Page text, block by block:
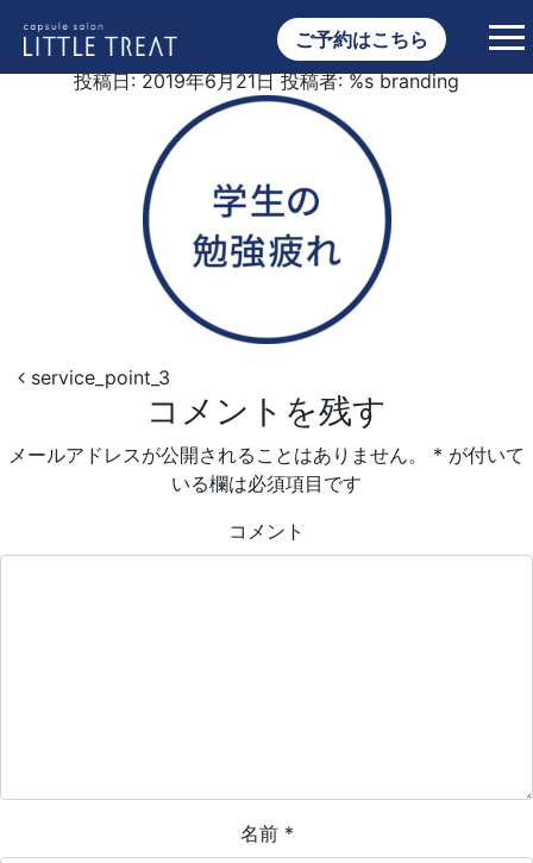
ご予約はこちら
service_point_3
投稿日:2019年6月21日投稿者: %s branding
投稿ナビゲーション
service_point_3
コメントを残す
メールアドレスが公開されることはありません。 * が付いて
いる欄は必須項目です
コメント
名前 *